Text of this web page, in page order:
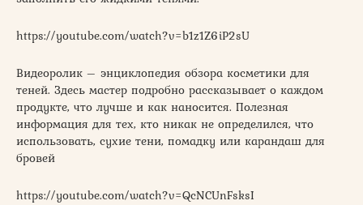
https://youtube.com/watch?v=b1z1Z6iP2sU
Видеоролик – энциклопедия обзора косметики для
теней. Здесь мастер подробно рассказывает о каждом
продукте, что лучше и как наносится. Полезная
информация для тех, кто никак не определился, что
использовать, сухие тени, помадку или карандаш для
бровей
https://youtube.com/watch?v=QcNCUnFsksI